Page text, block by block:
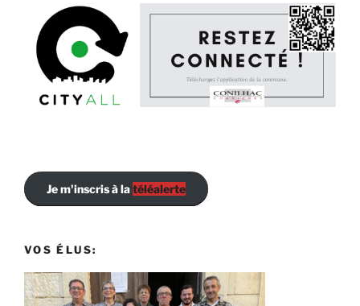
Je m'inscris à latéléalerte
VOS ÉLUS: